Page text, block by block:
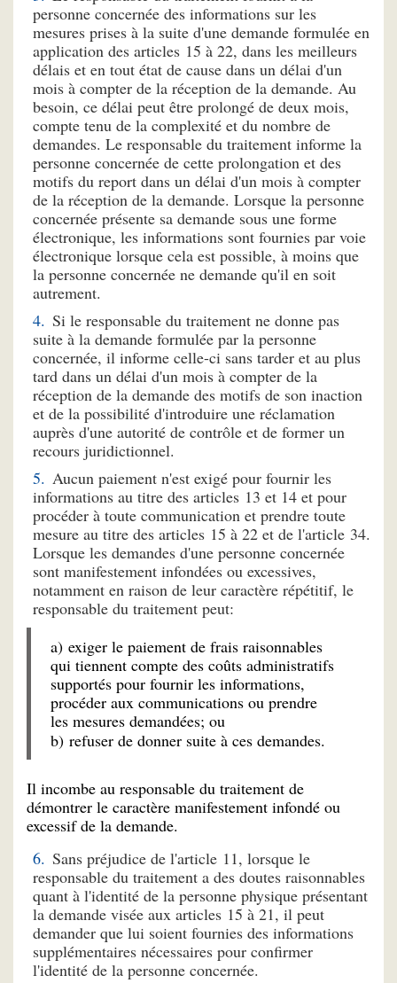
personne concernée des informations sur les
mesures prises à la suite d'une demande formulée en
application des articles 15 à 22, dans les meilleurs
délais et en tout état de cause dans un délai d'un
mois à compter de la réception de la demande. Au
besoin, ce délai peut être prolongé de deux mois,
compte tenu de la complexité et du nombre de
demandes. Le responsable du traitement informe la
personne concernée de cette prolongation et des
motifs du report dans un délai d'un mois à compter
de la réception de la demande. Lorsque la personne
concernée présente sa demande sous une forme
électronique, les informations sont fournies par voie
électronique lorsque cela est possible, à moins que
la personne concernée ne demande qu'il en soit
autrement.
Si le responsable du traitement ne donne pas
suite à la demande formulée par la personne
concernée, il informe celle-ci sans tarder et au plus
tard dans un délai d'un mois à compter de la
réception de la demande des motifs de son inaction
et de la possibilité d'introduire une réclamation
auprès d'une autorité de contrôle et de former un
recours juridictionnel.
Aucun paiement n'est exigé pour fournir les
informations au titre des articles 13 et 14 et pour
procéder à toute communication et prendre toute
mesure au titre des articles 15 à 22 et de l'article 34.
Lorsque les demandes d'une personne concernée
sont manifestement infondées ou excessives,
notamment en raison de leur caractère répétitif, le
responsable du traitement peut:
a) exiger le paiement de frais raisonnables
qui tiennent compte des coûts administratifs
supportés pour fournir les informations,
procéder aux communications ou prendre
les mesures demandées; ou
b) refuser de donner suite à ces demandes.
Il incombe au responsable du traitement de
démontrer le caractère manifestement infondé ou
excessif de la demande.
Sans préjudice de l'article 11, lorsque le
responsable du traitement a des doutes raisonnables
quant à l'identité de la personne physique présentant
la demande visée aux articles 15 à 21, il peut
demander que lui soient fournies des informations
supplémentaires nécessaires pour confirmer
l'identité de la personne concernée.